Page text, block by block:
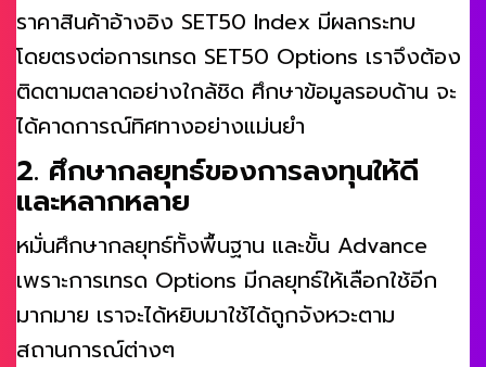
ราคาสินค้าอ้างอิง SET50 Index มีผลกระทบ
โดยตรงต่อการเทรด SET50 Options เราจึงต้อง
ติดตามตลาดอย่างใกล้ชิด ศึกษาข้อมูลรอบด้าน จะ
ได้คาดการณ์ทิศทางอย่างแม่นยำ
2. ศึกษากลยุทธ์ของการลงทุนให้ดี
และหลากหลาย
หมั่นศึกษากลยุทธ์ทั้งพื้นฐาน และขั้น Advance
เพราะการเทรด Options มีกลยุทธ์ให้เลือกใช้อีก
มากมาย เราจะได้หยิบมาใช้ได้ถูกจังหวะตาม
สถานการณ์ต่างๆ